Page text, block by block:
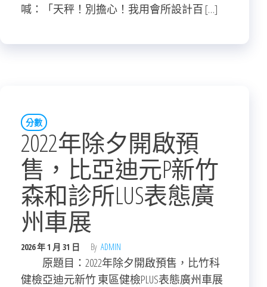
喊：「天秤！別擔心！我用會所設計百 […]
分數
2022年除夕開啟預
售，比亞迪元P新竹
森和診所LUS表態廣
州車展
2026 年 1 月 31 日 By ADMIN
原題目：2022年除夕開啟預售，比竹科
健檢亞迪元新竹 東區健檢PLUS表態廣州車展